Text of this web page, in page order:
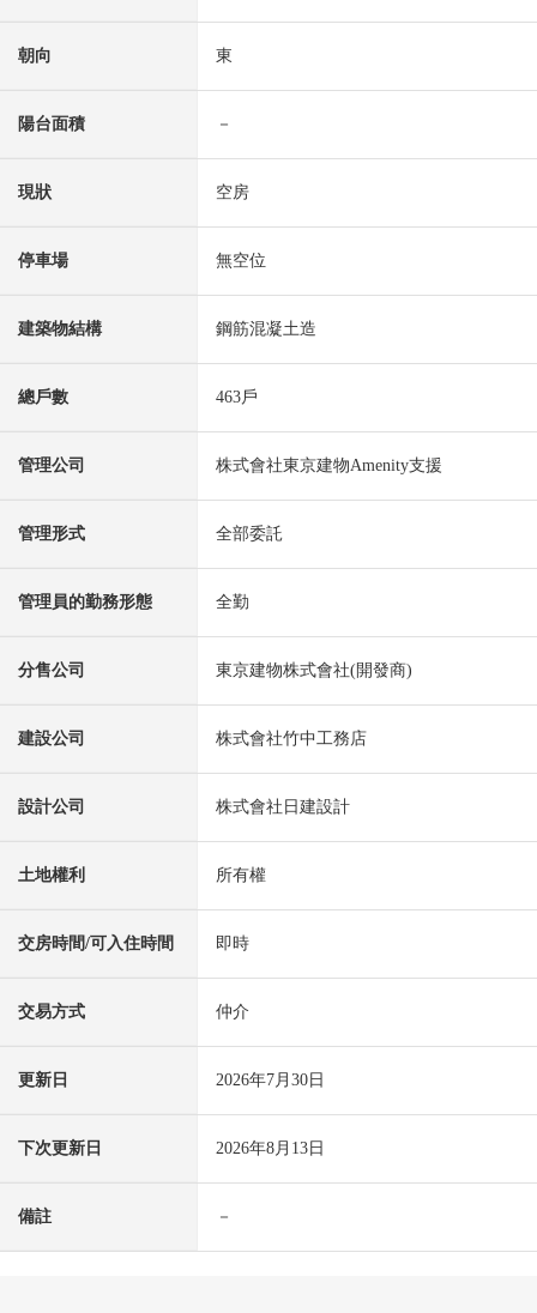
朝向 東
陽台面積 －
現狀 空房
停車場 無空位
建築物結構 鋼筋混凝土造
總戶數 463戶
管理公司 株式會社東京建物Amenity支援
管理形式 全部委託
管理員的勤務形態 全勤
分售公司 東京建物株式會社(開發商)
建設公司 株式會社竹中工務店
設計公司 株式會社日建設計
土地權利 所有權
交房時間/可入住時間 即時
交易方式 仲介
更新日 2026年7月30日
下次更新日 2026年8月13日
備註 －